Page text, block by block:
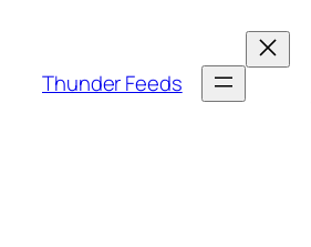
Thunder Feeds